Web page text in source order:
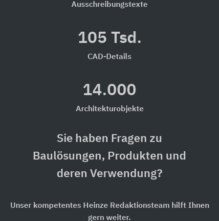
Ausschreibungstexte
105 Tsd.
CAD-Details
14.000
Architekturobjekte
Sie haben Fragen zu
Baulösungen, Produkten und
deren Verwendung?
Unser kompetentes Heinze Redaktionsteam hilft Ihnen
gern weiter.